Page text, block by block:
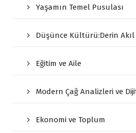
Yaşamın Temel Pusulası
Düşünce Kültürü:Derin
Eğitim ve Aile
Modern Çağ Analizleri ve
Ekonomi ve Toplum